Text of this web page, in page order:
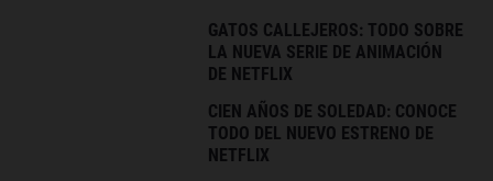
GATOS CALLEJEROS: TODO SOBRE
LA NUEVA SERIE DE ANIMACIÓN
DE NETFLIX
CIEN AÑOS DE SOLEDAD: CONOCE
TODO DEL NUEVO ESTRENO DE
NETFLIX